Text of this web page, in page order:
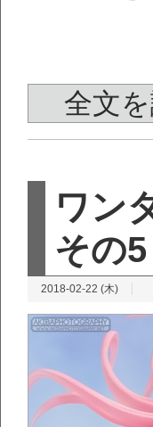
全文
ワン
その
2018-02-22 (木)